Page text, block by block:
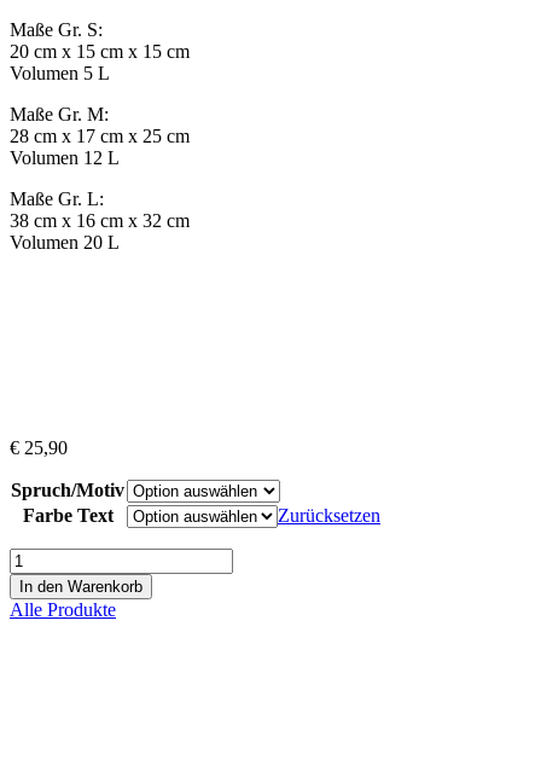
Maße Gr. S:
20 cm x 15 cm x 15 cm
Volumen 5 L
Maße Gr. M:
28 cm x 17 cm x 25 cm
Volumen 12 L
Maße Gr. L:
38 cm x 16 cm x 32 cm
Volumen 20 L
€ 25,90
Spruch/Motiv
Farbe Text
Zurücksetzen
Mini
Kühltasche
Menge
In den Warenkorb
Alle Produkte